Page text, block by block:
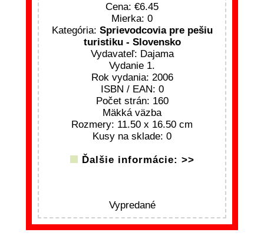
Cena:
6.45
Mierka: 0
Kategória: Sprievodcovia pre pešiu
turistiku - Slovensko
Vydavateľ: Dajama
Vydanie 1.
Rok vydania: 2006
ISBN / EAN: 0
Počet strán: 160
Mäkká väzba
Rozmery: 11.50 x 16.50 cm
Kusy na sklade: 0
Ďalšie informácie: >>
Vypredané